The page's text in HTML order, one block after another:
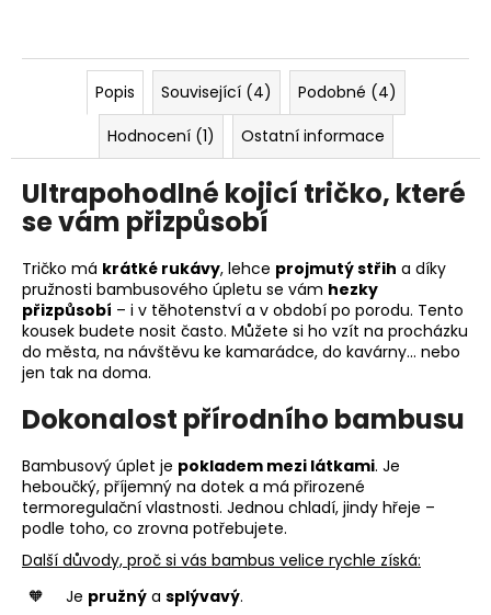
Popis Související (4)
Podobné (4)
Hodnocení (1)
Ostatní informace
Ultrapohodlné kojicí tričko, které
se vám přizpůsobí
Tričko má krátké rukávy, lehce projmutý střih a díky
pružnosti bambusového úpletu se vám hezky
přizpůsobí – i v těhotenství a v období po porodu. Tento
kousek budete nosit často. Můžete si ho vzít na procházku
do města, na návštěvu ke kamarádce, do kavárny… nebo
jen tak na doma.
Dokonalost přírodního bambusu
Bambusový úplet je pokladem mezi látkami. Je
heboučký, příjemný na dotek a má přirozené
termoregulační vlastnosti. Jednou chladí, jindy hřeje –
podle toho, co zrovna potřebujete.
Další důvody, proč si vás bambus velice rychle získá:
Je pružný a splývavý.